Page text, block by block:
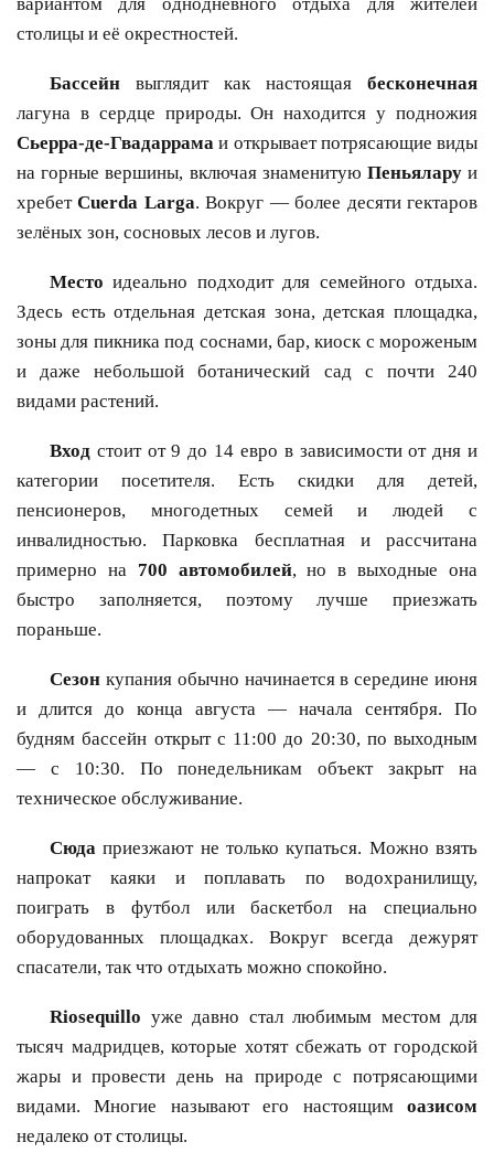
вариантом для однодневного отдыха для жителей
столицы и её окрестностей.
Бассейн выглядит как настоящая бесконечная
лагуна в сердце природы. Он находится у подножия
Сьерра-де-Гвадаррама и открывает потрясающие виды
на горные вершины, включая знаменитую Пеньяларуи
хребетCuerda Larga. Вокруг — более десяти гектаров
зелёных зон, сосновых лесов и лугов.
Место идеально подходит для семейного отдыха.
Здесь есть отдельная детская зона, детская площадка,
зоны для пикника под соснами, бар, киоск с мороженым
и даже небольшой ботанический сад с почти 240
видами растений.
Вход стоит от 9 до 14 евро в зависимости от дня и
категории посетителя. Есть скидки для детей,
пенсионеров, многодетных семей и людей с
инвалидностью. Парковка бесплатная и рассчитана
примерно на 700 автомобилей, но в выходные она
быстро заполняется, поэтому лучше приезжать
пораньше.
Сезон купания обычно начинается в середине июня
и длится до конца августа — начала сентября. По
будням бассейн открыт с 11:00 до 20:30, по выходным
— с 10:30. По понедельникам объект закрыт на
техническое обслуживание.
Сюда приезжают не только купаться. Можно взять
напрокат каяки и поплавать по водохранилищу,
поиграть в футбол или баскетбол на специально
оборудованных площадках. Вокруг всегда дежурят
спасатели, так что отдыхать можно спокойно.
Riosequillo уже давно стал любимым местом для
тысяч мадридцев, которые хотят сбежать от городской
жары и провести день на природе с потрясающими
видами. Многие называют его настоящим оазисом
недалеко от столицы.